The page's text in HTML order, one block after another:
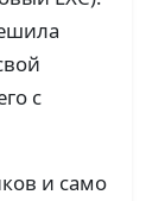
с
и само